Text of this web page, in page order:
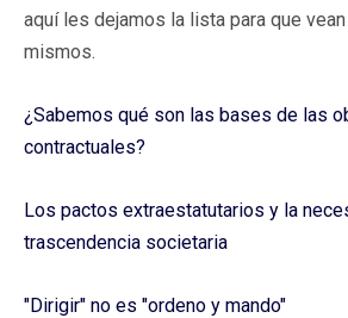
aquí les dejamos la lista para que
mismos.
¿Sabemos qué son las bases de las
contractuales?
Los pactos extraestatutarios y la
trascendencia societaria
"Dirigir" no es "ordeno y mando"